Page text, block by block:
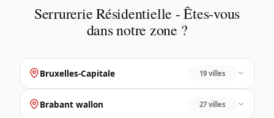
Serrurerie Résidentielle - Êtes-vous
dans notre zone ?
Bruxelles-Capitale 19 villes
Brabant wallon 27 villes